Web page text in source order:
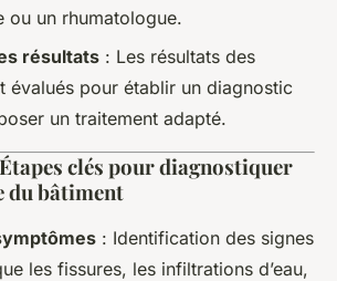
ou un rhumatologue.
résultats : Les résultats des
évalués pour établir un diagnostic
un traitement adapté.
clés pour diagnostiquer
du bâtiment
: Identification des signes
les fissures, les infiltrations d’eau,